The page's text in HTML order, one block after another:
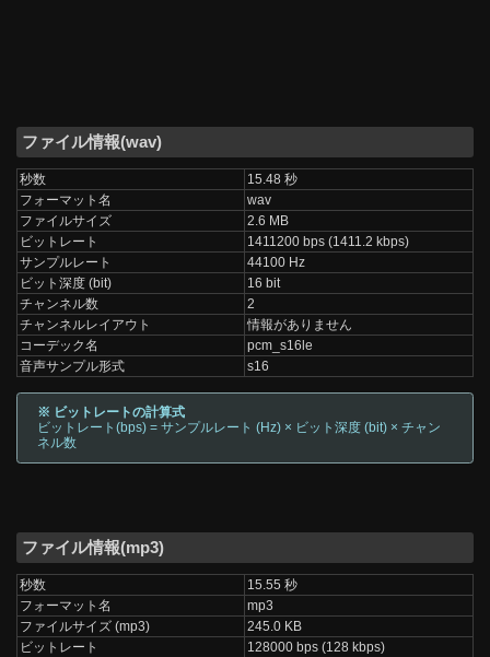
ファイル情報(wav)
秒数
15.48 秒
フォーマット名
wav
ファイルサイズ
2.6 MB
ビットレート
1411200 bps (1411.2 kbps)
サンプルレート
44100 Hz
ビット深度 (bit)
16 bit
チャンネル数
2
チャンネルレイアウト
情報がありません
コーデック名
pcm_s16le
音声サンプル形式
s16
※ ビットレートの計算式
ビットレート(bps) = サンプルレート (Hz) × ビット深度 (bit) × チャン
ネル数
ファイル情報(mp3)
秒数
15.55 秒
フォーマット名
mp3
ファイルサイズ (mp3)
245.0 KB
ビットレート
128000 bps (128 kbps)